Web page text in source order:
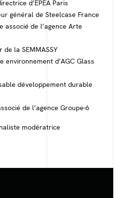
d’EPEA Paris
général de Steelcase France
associé de l’agence Arte
la SEMMASSY
environnement d’AGC Glass
développement durable
de l’agence Groupe-6
modératrice